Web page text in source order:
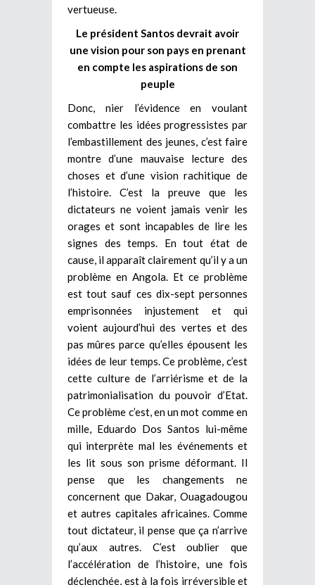
vertueuse.
Le président Santos devrait avoir
une vision pour son pays en prenant
en compte les aspirations de son
peuple
Donc, nier l’évidence en voulant
combattre les idées progressistes par
l’embastillement des jeunes, c’est faire
montre d’une mauvaise lecture des
choses et d’une vision rachitique de
l’histoire. C’est la preuve que les
dictateurs ne voient jamais venir les
orages et sont incapables de lire les
signes des temps. En tout état de
cause, il apparaît clairement qu’il y a un
problème en Angola. Et ce problème
est tout sauf ces dix-sept personnes
emprisonnées injustement et qui
voient aujourd’hui des vertes et des
pas mûres parce qu’elles épousent les
idées de leur temps. Ce problème, c’est
cette culture de l’arriérisme et de la
patrimonialisation du pouvoir d’Etat.
Ce problème c’est, en un mot comme en
mille, Eduardo Dos Santos lui-même
qui interprète mal les événements et
les lit sous son prisme déformant. Il
pense que les changements ne
concernent que Dakar, Ouagadougou
et autres capitales africaines. Comme
tout dictateur, il pense que ça n’arrive
qu’aux autres. C’est oublier que
l’accélération de l’histoire, une fois
déclenchée, est à la fois irréversible et